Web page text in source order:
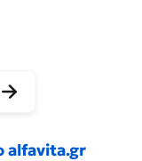
alfavita.gr